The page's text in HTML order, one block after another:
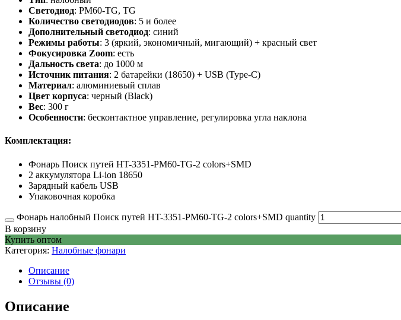
Светодиод: PM60-TG, TG
Количество светодиодов: 5 и более
Дополнительный светодиод: синий
Режимы работы: 3 (яркий, экономичный, мигающий) + красный свет
Фокусировка Zoom: есть
Дальность света: до 1000 м
Источник питания: 2 батарейки (18650) + USB (Type-C)
Материал: алюминиевый сплав
Цвет корпуса: черный (Black)
Вес: 300 г
Особенности: бесконтактное управление, регулировка угла наклона
Комплектация:
Фонарь Поиск путей HT-3351-PM60-TG-2 colors+SMD
2 аккумулятора Li-ion 18650
Зарядный кабель USB
Упаковочная коробка
Фонарь налобный Поиск путей HT-3351-PM60-TG-2 colors+SMD quantity
В корзину
Купить оптом
Категория: Налобные фонари
Описание
Отзывы (0)
Описание